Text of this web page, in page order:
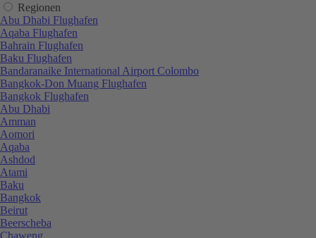
Regionen
Abu Dhabi Flughafen
Aqaba Flughafen
Bahrain Flughafen
Baku Flughafen
Bandaranaike International Airport Colombo
Bangkok-Don Muang Flughafen
Bangkok Flughafen
Abu Dhabi
Amman
Aomori
Aqaba
Ashdod
Atami
Baku
Bangkok
Beirut
Beerscheba
Chaweng